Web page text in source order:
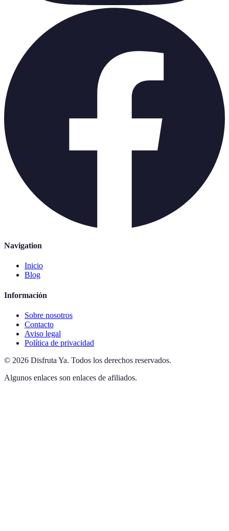
Navigation
Inicio
Blog
Información
Sobre nosotros
Contacto
Aviso legal
Política de privacidad
© 2026 Disfruta Ya. Todos los derechos reservados.
Algunos enlaces son enlaces de afiliados.